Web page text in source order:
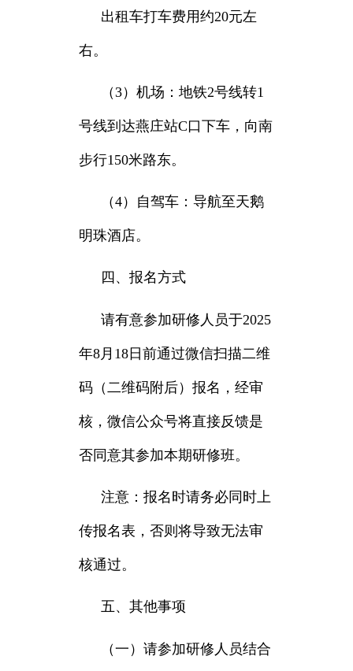
出租车打车费用约20元左
右。
（3）机场：地铁2号线转1
号线到达燕庄站C口下车，向南
步行150米路东。
（4）自驾车：导航至天鹅
明珠酒店。
四、报名方式
请有意参加研修人员于2025
年8月18日前通过微信扫描二维
码（二维码附后）报名，经审
核，微信公众号将直接反馈是
否同意其参加本期研修班。
注意：报名时请务必同时上
传报名表，否则将导致无法审
核通过。
五、其他事项
（一）请参加研修人员结合